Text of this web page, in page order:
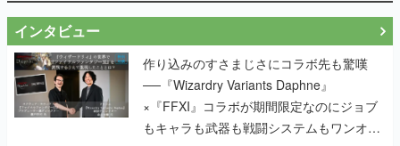
インタビュー
作り込みのすさまじさにコラボ先も驚嘆
──『Wizardry Variants Daphne』
×『FFXI』コラボが期間限定なのにジョブ
もキャラも武器も戦闘システムもワンオフ